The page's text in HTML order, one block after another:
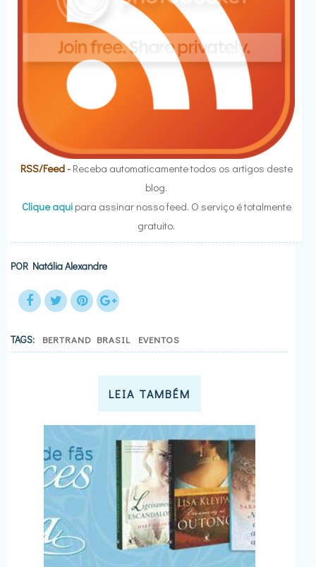
RSS/Feed- Receba automaticamente todos os artigos deste
blog.
Clique aquipara assinar nosso feed. O serviço é totalmente
gratuito.
POR Natália Alexandre
TAGS: BERTRAND BRASIL EVENTOS
LEIA TAMBÉM